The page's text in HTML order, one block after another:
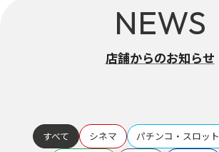
NEWS
店舗からのお知らせ
すべて シネマ パチンコ・スロット